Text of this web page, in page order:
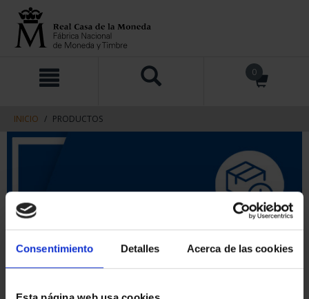
Consentimiento Detalles Acerca de las cookies
contenido
navegacin
0
INICIO PRODUCTOS